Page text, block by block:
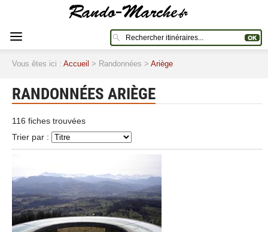
Vous êtes ici : Accueil > Randonnées > Ariège
RANDONNÉES ARIÈGE
116 fiches trouvées
Trier par :